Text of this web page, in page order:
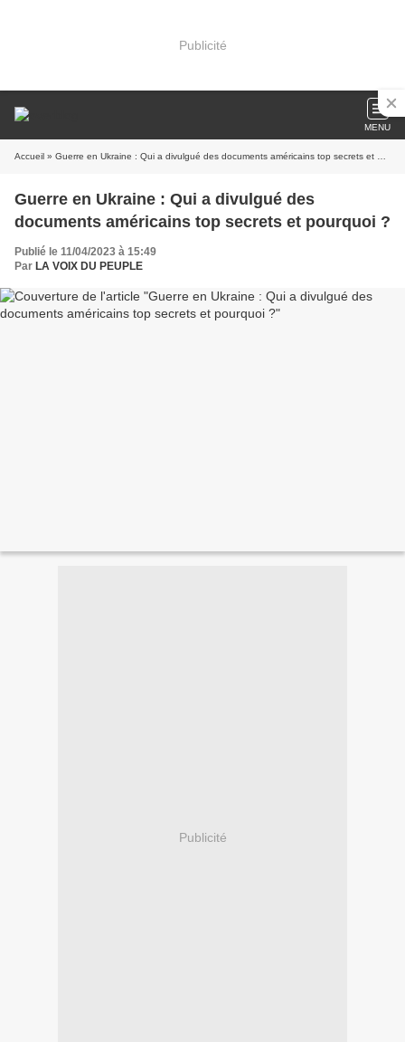
Publicité
MENU
Accueil » Guerre en Ukraine : Qui a divulgué des documents américains top secrets et pourquoi ?
Guerre en Ukraine : Qui a divulgué des
documents américains top secrets et pourquoi ?
Publié le 11/04/2023 à 15:49
Par LA VOIX DU PEUPLE
Publicité